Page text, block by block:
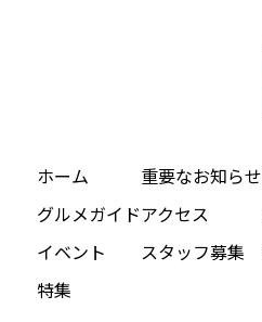
ホーム
グルメガイド
イベント
特集
重要なお知らせ
アクセス
スタッフ募集